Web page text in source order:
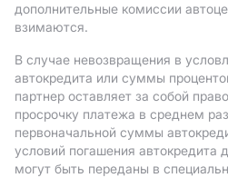
дополнительные комиссии
взимаются.
В случае невозвращения в
автокредита или суммы
партнер оставляет за собой
просрочку платежа в среднем
первоначальной суммы
условий погашения автокредита
могут быть переданы в